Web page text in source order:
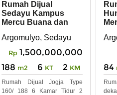
Rumah Dijual
Sedayu Kampus
Mercu Buana dan
Argomulyo, Sedayu
Rp 1,500,000,000
188 m2 6 KT 2 KM
Rumah Dijual Jogja Type
160/ 188 6 Kamar Tidur 2
84